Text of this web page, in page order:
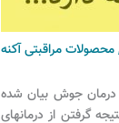
محصولات مراقبتی آکنه
این تصویر ۱۲ درمان گیاهی اثربخش برای درمان جوش بیان شده
گرفتن از درمانهای